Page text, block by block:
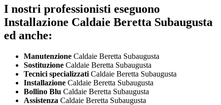
I nostri professionisti eseguono
Installazione Caldaie Beretta Subaugusta
ed anche:
Manutenzione Caldaie Beretta Subaugusta
Sostituzione Caldaie Beretta Subaugusta
Tecnici specializzati Caldaie Beretta Subaugusta
Installazione Caldaie Beretta Subaugusta
Bollino Blu Caldaie Beretta Subaugusta
Assistenza Caldaie Beretta Subaugusta